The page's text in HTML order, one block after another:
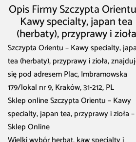
Opis Firmy Szczypta
Kawy specialty, japan tea
(herbaty), przyprawy i zioła
Szczypta Orientu – Kawy specialty,
tea (herbaty), przyprawy i zioła,
się pod adresem Plac, Imbramowska
179/lokal nr 9, Kraków, 31-212, PL
Sklep online Szczypta Orientu – Kawy
specialty, japan tea, przyprawy i zioła –
Sklep Online